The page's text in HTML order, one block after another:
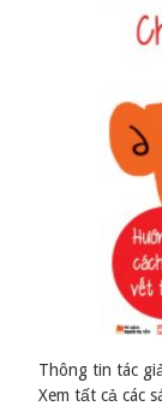
Thông tin tác
Xem tất cả các